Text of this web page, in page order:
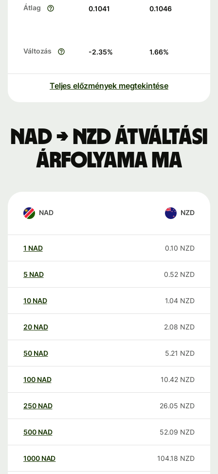
Átlag 0.1041 0.1046
Változás -2.35% 1.66%
Teljes előzmények megtekintése
NAD → NZD átváltási
árfolyama ma
NAD NZD
1 NAD 0.10 NZD
5 NAD 0.52 NZD
10 NAD 1.04 NZD
20 NAD 2.08 NZD
50 NAD 5.21 NZD
100 NAD 10.42 NZD
250 NAD 26.05 NZD
500 NAD 52.09 NZD
1000 NAD 104.18 NZD